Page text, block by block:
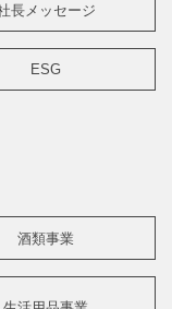
長メッセージ
ESG
酒類事業